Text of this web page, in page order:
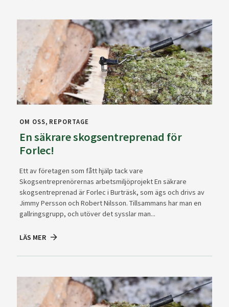
OM OSS REPORTAGE
En säkrare skogsentreprenad för
Forlec!
Ett av företagen som fått hjälp tack vare
Skogsentreprenörernas arbetsmiljöprojekt En säkrare
skogsentreprenad är Forlec i Burträsk, som ägs och drivs av
Jimmy Persson och Robert Nilsson. Tillsammans har man en
gallringsgrupp, och utöver det sysslar man...
LÄS MER